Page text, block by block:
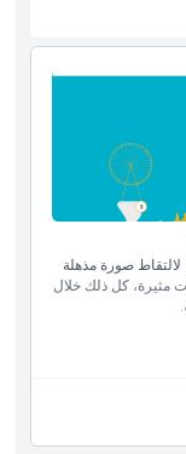
صورة مذهلة
مثيرة، كل ذلك خلال